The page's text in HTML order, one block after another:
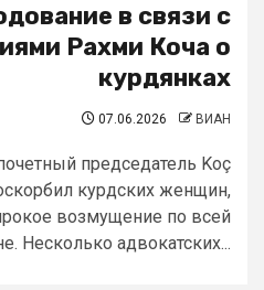
в связи с
Рахми Коча о
курдянках
07.06.2026 ВИАН
председатель Koç
курдских женщин,
возмущение по всей
Несколько адвокатских...